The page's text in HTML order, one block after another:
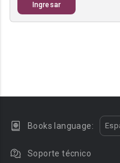
Ingresar
Books language:
Soporte técnico